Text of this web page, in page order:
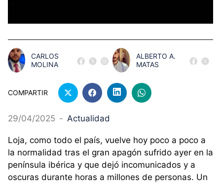
CARLOS
MOLINA
ALBERTO A.
MATAS
COMPARTIR
29/04/2025 - Actualidad
Loja, como todo el país, vuelve hoy poco a poco a
la normalidad tras el gran apagón sufrido ayer en la
península ibérica y que dejó incomunicados y a
oscuras durante horas a millones de personas. Un